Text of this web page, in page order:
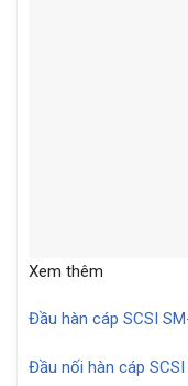
Xem thêm
Đầu hàn cáp SCSI
Đầu nối hàn cáp